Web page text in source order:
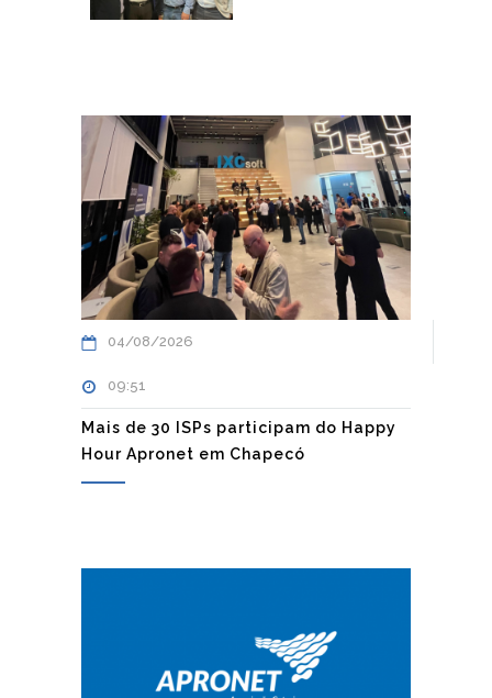
04/08/2026
09:51
Mais de 30 ISPs participam do Happy
Hour Apronet em Chapecó